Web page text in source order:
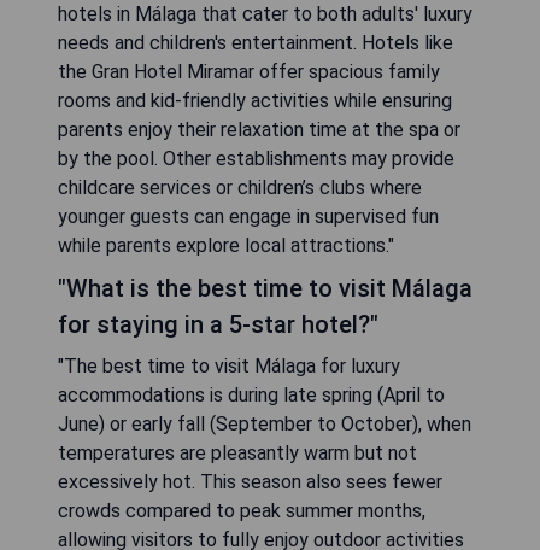
hotels in Málaga that cater to both adults' luxury
needs and children's entertainment. Hotels like
the Gran Hotel Miramar offer spacious family
rooms and kid-friendly activities while ensuring
parents enjoy their relaxation time at the spa or
by the pool. Other establishments may provide
childcare services or children’s clubs where
younger guests can engage in supervised fun
while parents explore local attractions."
"What is the best time to visit Málaga
for staying in a 5-star hotel?"
"The best time to visit Málaga for luxury
accommodations is during late spring (April to
June) or early fall (September to October), when
temperatures are pleasantly warm but not
excessively hot. This season also sees fewer
crowds compared to peak summer months,
allowing visitors to fully enjoy outdoor activities